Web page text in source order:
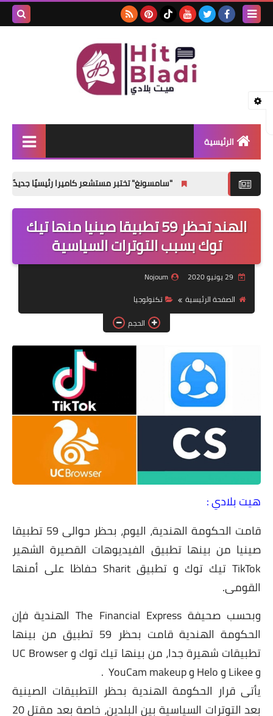
الرئيسية
صحتي
منوعات
فيديوهات
"سامسونغ" تختبر مستشعر كاميرا رئيسيًا جديدًا لهواتف Galaxy S27 القياسية
الهند تحظر 59 تطبيقا صينيا منها تيك
توك بسبب التوترات السياسية
Nojoum
الصفحة الرئيسية
تكنولوجيا
الحجم
هيت بلادي :
قامت الحكومة الهندية، اليوم، بحظر حوالى 59 تطبيقا
صينيا من بينها تطبيق الفيديوهات القصيرة الشهير
TikTok تيك توك و تطبيق Sharit حفاظا على أمنها
القومى.
وبحسب صحيفة The Financial Express الهندية فإن
الحكومة الهندية قامت بحظر 59 تطبيق من بينها
تطبيقات شهيرة جدا، من بينها تيك توك و UC Browser
و Likee و Helo و YouCam makeup .
يأتى قرار الحكومة الهندية بحظر التطبيقات الصينية
بعد التوترات السياسية بين البلدين، خاصة بعد مقتل 20